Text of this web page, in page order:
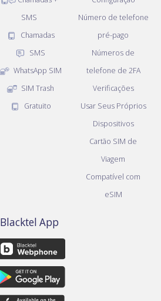
SMS
Chamadas
SMS
WhatsApp SIM
SIM Trash
Gratuito
Número de telefone
pré-pago
Números de
telefone de 2FA
Verificações
Usar Seus Próprios
Dispositivos
Cartão SIM de
Viagem
Compatível com
eSIM
Blacktel App